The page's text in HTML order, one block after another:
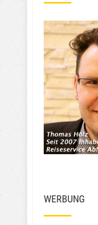
teuer
mini
Berlin
und
den
Euro
weniger.
Geld
Mehr
WERBUNG